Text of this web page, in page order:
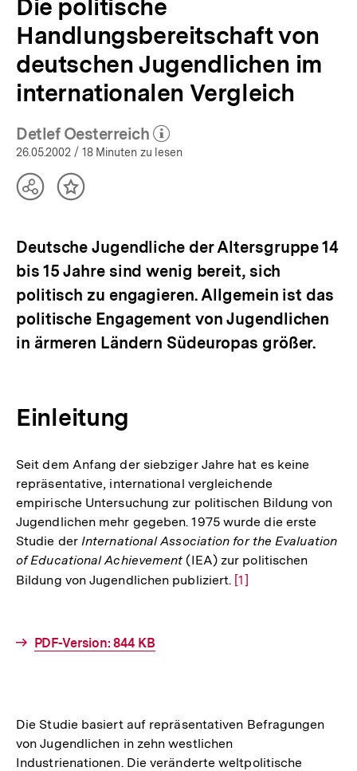
Die politische
Handlungsbereitschaft von
deutschen Jugendlichen im
internationalen Vergleich
Detlef Oesterreich
(Mehr zum Autor)
öffnen
26.05.2002 / 18 Minuten zu lesen
TeilenInhalt
Deutsche Jugendliche der Altersgruppe 14
bis 15 Jahre sind wenig bereit, sich
politisch zu engagieren. Allgemein ist das
politische Engagement von Jugendlichen
in ärmeren Ländern Südeuropas größer.
Einleitung
Seit dem Anfang der siebziger Jahre hat es keine
repräsentative, international vergleichende
empirische Untersuchung zur politischen Bildung von
Jugendlichen mehr gegeben. 1975 wurde die erste
Studie der International Association for the Evaluation
of Educational Achievement (IEA) zur politischen
Bildung von Jugendlichen publiziert. Zur
[1]
Interner
PDF-Version: 844 KB
Die Studie basiert auf repräsentativen Befragungen
von Jugendlichen in zehn westlichen
Industrienationen. Die veränderte weltpolitische